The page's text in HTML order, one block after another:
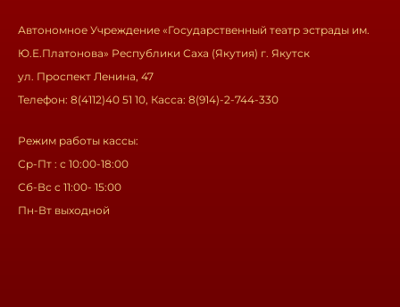
Автономное Учреждение «Государственный театр эстрады им.
Ю.Е.Платонова» Республики Саха (Якутия) г. Якутск
ул. Проспект Ленина, 47
Телефон: 8(4112)40 51 10, Касса: 8(914)-2-744-330
Режим работы кассы:
Ср-Пт : с 10:00-18:00
Сб-Вс с 11:00- 15:00
Пн-Вт выходной